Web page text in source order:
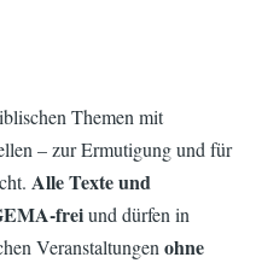
Themen mit
– zur Ermutigung und für
Alle Texte und
freiund dürfen in
Veranstaltungenohne